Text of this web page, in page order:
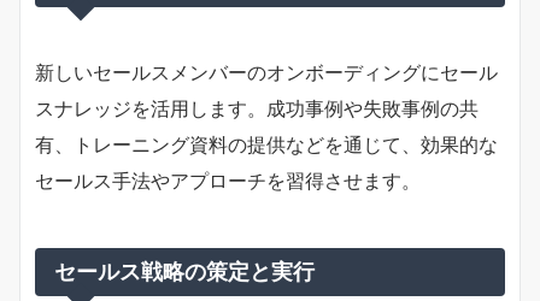
新しいセールスメンバーのオンボーディングにセール
スナレッジを活用します。成功事例や失敗事例の共
有、トレーニング資料の提供などを通じて、効果的な
セールス手法やアプローチを習得させます。
セールス戦略の策定と実行